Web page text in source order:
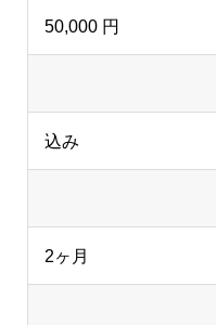
50,000 円
込み
2ヶ月